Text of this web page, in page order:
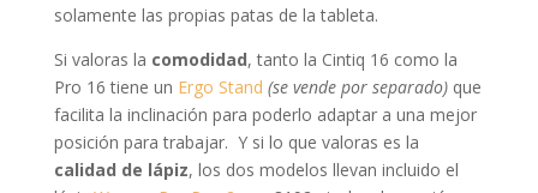
solamente las propias patas de la tableta.
Si valoras la comodidad, tanto la Cintiq 16 como la
Pro 16 tiene un Ergo Stand (se vende por separado)que
facilita la inclinación para poderlo adaptar a una mejor
posición para trabajar. Y si lo que valoras es la
calidad de lápiz, los dos modelos llevan incluido el